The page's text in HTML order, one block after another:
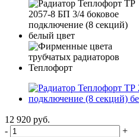
12 920 руб.
-
+